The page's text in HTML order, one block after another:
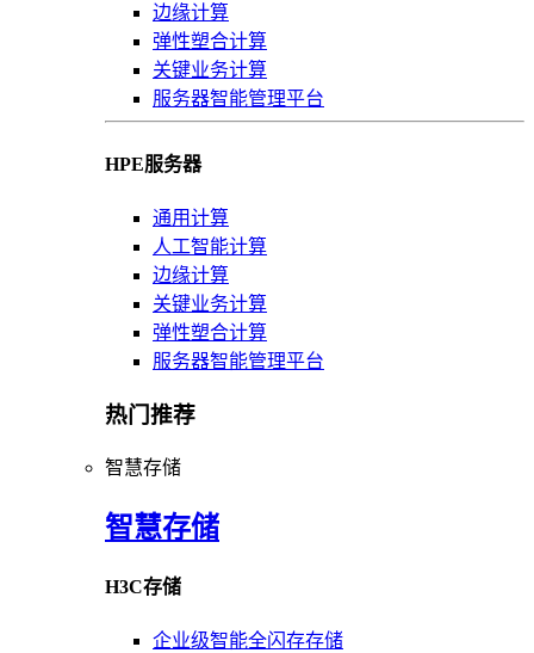
边缘计算
弹性塑合计算
关键业务计算
服务器智能管理平台
HPE服务器
通用计算
人工智能计算
边缘计算
关键业务计算
弹性塑合计算
服务器智能管理平台
热门推荐
智慧存储
智慧存储
H3C存储
企业级智能全闪存存储